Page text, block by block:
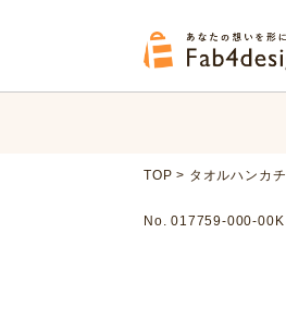
TOP > タオルハンカチ
No. 017759-000-00K